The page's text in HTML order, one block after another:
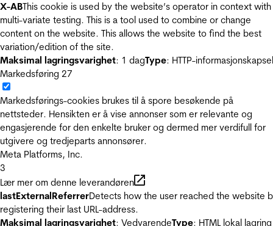
X-ABThis cookie is used by the website’s operator in context with
multi-variate testing. This is a tool used to combine or change
content on the website. This allows the website to find the best
variation/edition of the site.
Maksimal lagringsvarighet: 1 dagType: HTTP-informasjonskapsel
Markedsføring 27
Markedsførings-cookies brukes til å spore besøkende på
nettsteder. Hensikten er å vise annonser som er relevante og
engasjerende for den enkelte bruker og dermed mer verdifull for
utgivere og tredjeparts annonsører.
Meta Platforms, Inc.
3
Lær mer om denne leverandøren
lastExternalReferrerDetects how the user reached the website
registering their last URL-address.
Maksimal lagringsvarighet: VedvarendeType: HTML lokal lagring